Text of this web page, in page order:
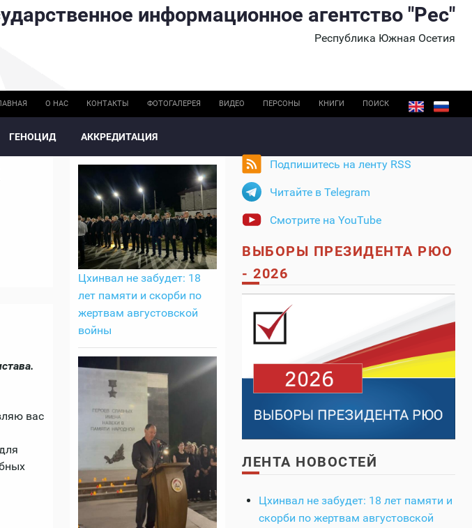
информационное агентство "Рес"
Республика Южная Осетия
О НАС КОНТАКТЫ ФОТОГАЛЕРЕЯ ВИДЕО ПЕРСОНЫ КНИГИ ПОИСК
ГЕНОЦИД АККРЕДИТАЦИЯ
вас
Цхинвал не забудет: 18
лет памяти и скорби по
жертвам августовской
войны
Подпишитесь на ленту RSS
Читайте в Telegram
Смотрите на YouTube
ВЫБОРЫ ПРЕЗИДЕНТА РЮО
- 2026
ЛЕНТА НОВОСТЕЙ
Цхинвал не забудет: 18 лет памяти и
скорби по жертвам августовской